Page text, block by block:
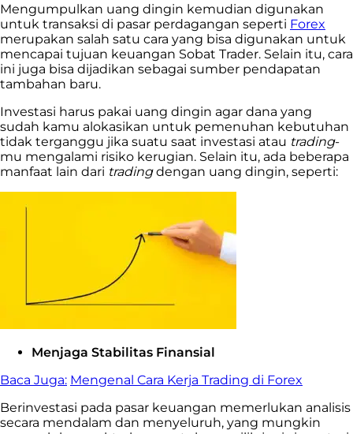
Mengumpulkan uang dingin kemudian digunakan
untuk transaksi di pasar perdagangan seperti Forex
merupakan salah satu cara yang bisa digunakan untuk
mencapai tujuan keuangan Sobat Trader. Selain itu, cara
ini juga bisa dijadikan sebagai sumber pendapatan
tambahan baru.
Investasi harus pakai uang dingin agar dana yang
sudah kamu alokasikan untuk pemenuhan kebutuhan
tidak terganggu jika suatu saat investasi atau trading-
mu mengalami risiko kerugian. Selain itu, ada beberapa
manfaat lain dari tradingdengan uang dingin, seperti:
Menjaga Stabilitas Finansial
Baca Juga: Mengenal Cara Kerja Trading di Forex
Berinvestasi pada pasar keuangan memerlukan analisis
secara mendalam dan menyeluruh, yang mungkin